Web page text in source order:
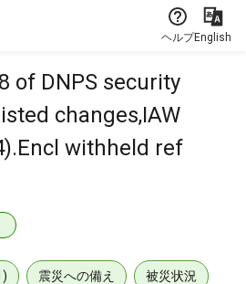
ヘルプEnglish
of DNPS security
changes,IAW
withheld ref
震災への備え 被災状況